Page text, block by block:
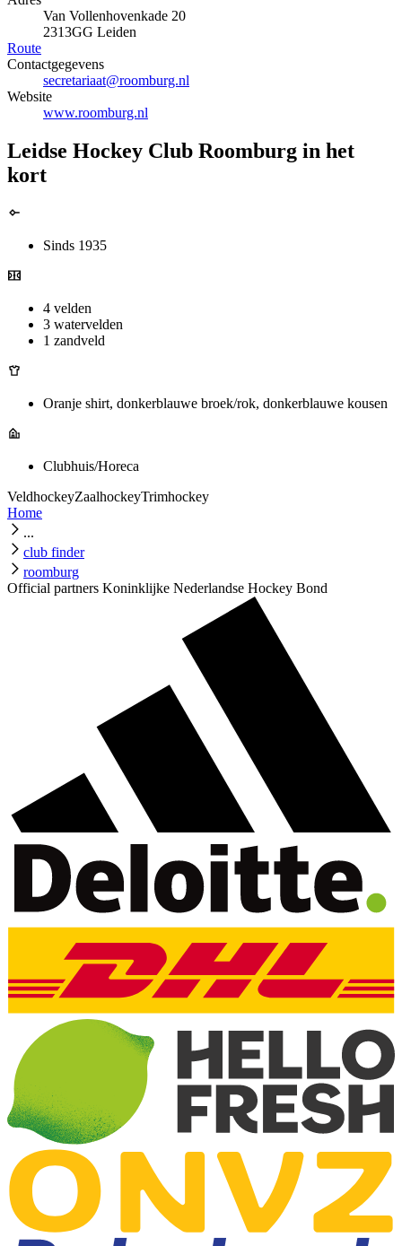
Van Vollenhovenkade 20
2313GG Leiden
Route
Contactgegevens
secretariaat@roomburg.nl
Website
www.roomburg.nl
Leidse Hockey Club Roomburg in het
kort
Sinds 1935
4 velden
3 watervelden
1 zandveld
Oranje shirt, donkerblauwe broek/rok, donkerblauwe kousen
Clubhuis/Horeca
VeldhockeyZaalhockeyTrimhockey
Home
...
club finder
roomburg
Official partners Koninklijke Nederlandse Hockey Bond